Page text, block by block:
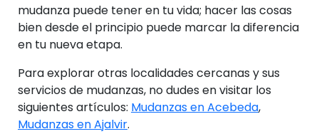
mudanza puede tener en tu vida; hacer las cosas
bien desde el principio puede marcar la diferencia
en tu nueva etapa.
Para explorar otras localidades cercanas y sus
servicios de mudanzas, no dudes en visitar los
siguientes artículos: Mudanzas en Acebeda,
Mudanzas en Ajalvir.